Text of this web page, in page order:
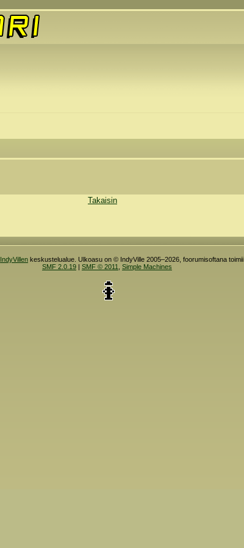
Takaisin
IndyVillenkeskustelualue. Ulkoasu on © IndyVille 2005–2026, foorumisoftana toimii
SMF 2.0.19| SMF © 2011 Simple Machines